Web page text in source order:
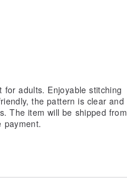
adults. Enjoyable stitching
the pattern is clear and
The item will be shipped from
payment.